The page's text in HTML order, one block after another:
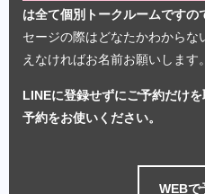
は全て個別トークルームですの
セージの際はどなたかわからな
えなければお名前お願いします。
LINEに登録せずにご予約だけ
予約をお使いください。
WEBで